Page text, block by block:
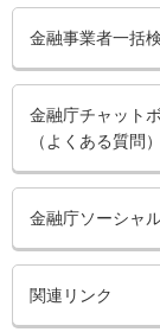
金融事業者一括
金融庁チャット
（よくある質問）
金融庁ソーシャ
関連リンク